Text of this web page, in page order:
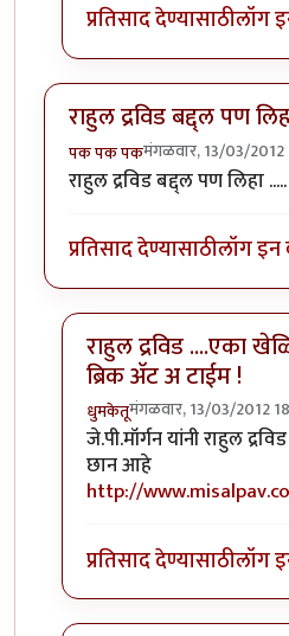
प्रतिसाद देण्यासाठीलॉग
राहुल द्रविड बद्द्ल पण
पक पक पकमंगळवार, 13/03/2012
राहुल द्रविड बद्द्ल पण लिहा .....
प्रतिसाद देण्यासाठीलॉग इन
राहुल द्रविड ....एका
ब्रिक अ‍ॅट अ टाईम !
धुमकेतूमंगळवार, 13/03/2012
In reply toराहुल द्रविड
जे.पी.मॉर्गन यांनी राहुल
छान आहे
http://
प्रतिसाद देण्यासाठीलॉग